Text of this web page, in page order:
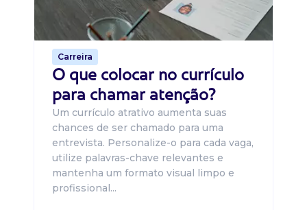
Carreira
O que colocar no currículo
para chamar atenção?
Um currículo atrativo aumenta suas
chances de ser chamado para uma
entrevista. Personalize-o para cada vaga,
utilize palavras-chave relevantes e
mantenha um formato visual limpo e
profissional...